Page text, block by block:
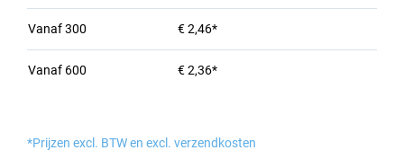
Vanaf300 € 2,46*
Vanaf 600 € 2,36*
*Prijzen excl. BTW en excl. verzendkosten